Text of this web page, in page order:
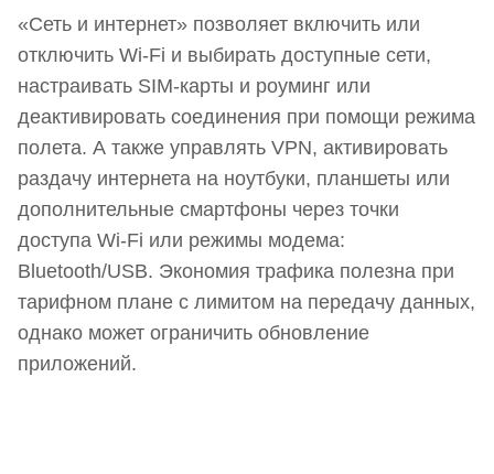
«Сеть и интернет» позволяет включить или
отключить Wi-Fi и выбирать доступные сети,
настраивать SIM-карты и роуминг или
деактивировать соединения при помощи режима
полета. А также управлять VPN, активировать
раздачу интернета на ноутбуки, планшеты или
дополнительные смартфоны через точки
доступа Wi-Fi или режимы модема:
Bluetooth/USB. Экономия трафика полезна при
тарифном плане с лимитом на передачу данных,
однако может ограничить обновление
приложений.